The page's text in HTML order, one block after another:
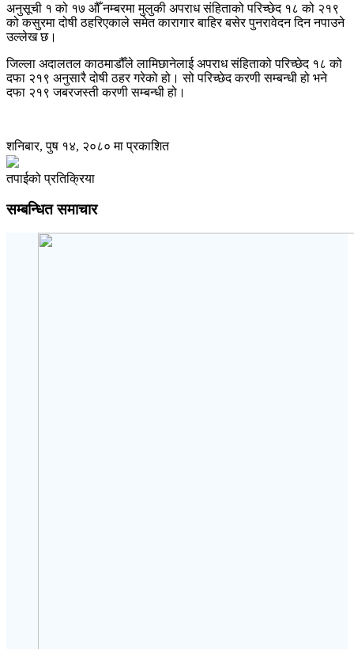
अनुसूची १ को १७ औँ नम्बरमा मुलुकी अपराध संहिताको परिच्छेद १८ को २१९
को कसुरमा दोषी ठहरिएकाले समेत कारागार बाहिर बसेर पुनरावेदन दिन नपाउने
उल्लेख छ।
जिल्ला अदालतल काठमाडौँले लामिछानेलाई अपराध संहिताको परिच्छेद १८ को
दफा २१९ अनुसारै दोषी ठहर गरेको हो। सो परिच्छेद करणी सम्बन्धी हो भने
दफा २१९ जबरजस्ती करणी सम्बन्धी हो।
शनिबार, पुष १४, २०८० मा प्रकाशित
तपाईको प्रतिक्रिया
सम्बन्धित समाचार